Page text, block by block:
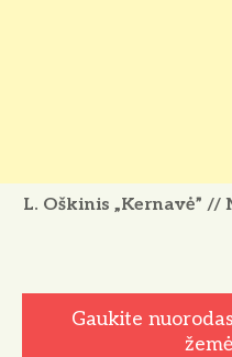
L. Oškinis „Kernavė” //
Gaukite